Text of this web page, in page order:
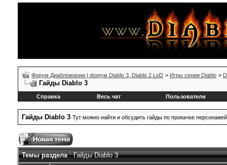
Форум Диабломании | форум Diablo 3, Diablo 2 LoD > Игры серии Diablo >
Гайды Diablo 3
Справка Весь чат Пользователи
Гайды Diablo 3 Тут можно найти и обсудить гайды по прокачке
Темы раздела: Гайды Diablo 3